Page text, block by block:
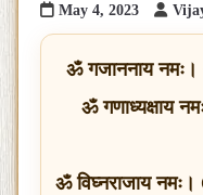
May 4, 2023
ॐ गजाननाय
ॐ गणाध्यक्षाय
ॐ विघ्नराजाय